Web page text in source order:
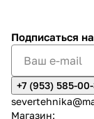
Подписаться
+7 (953) 585-
Магазин: